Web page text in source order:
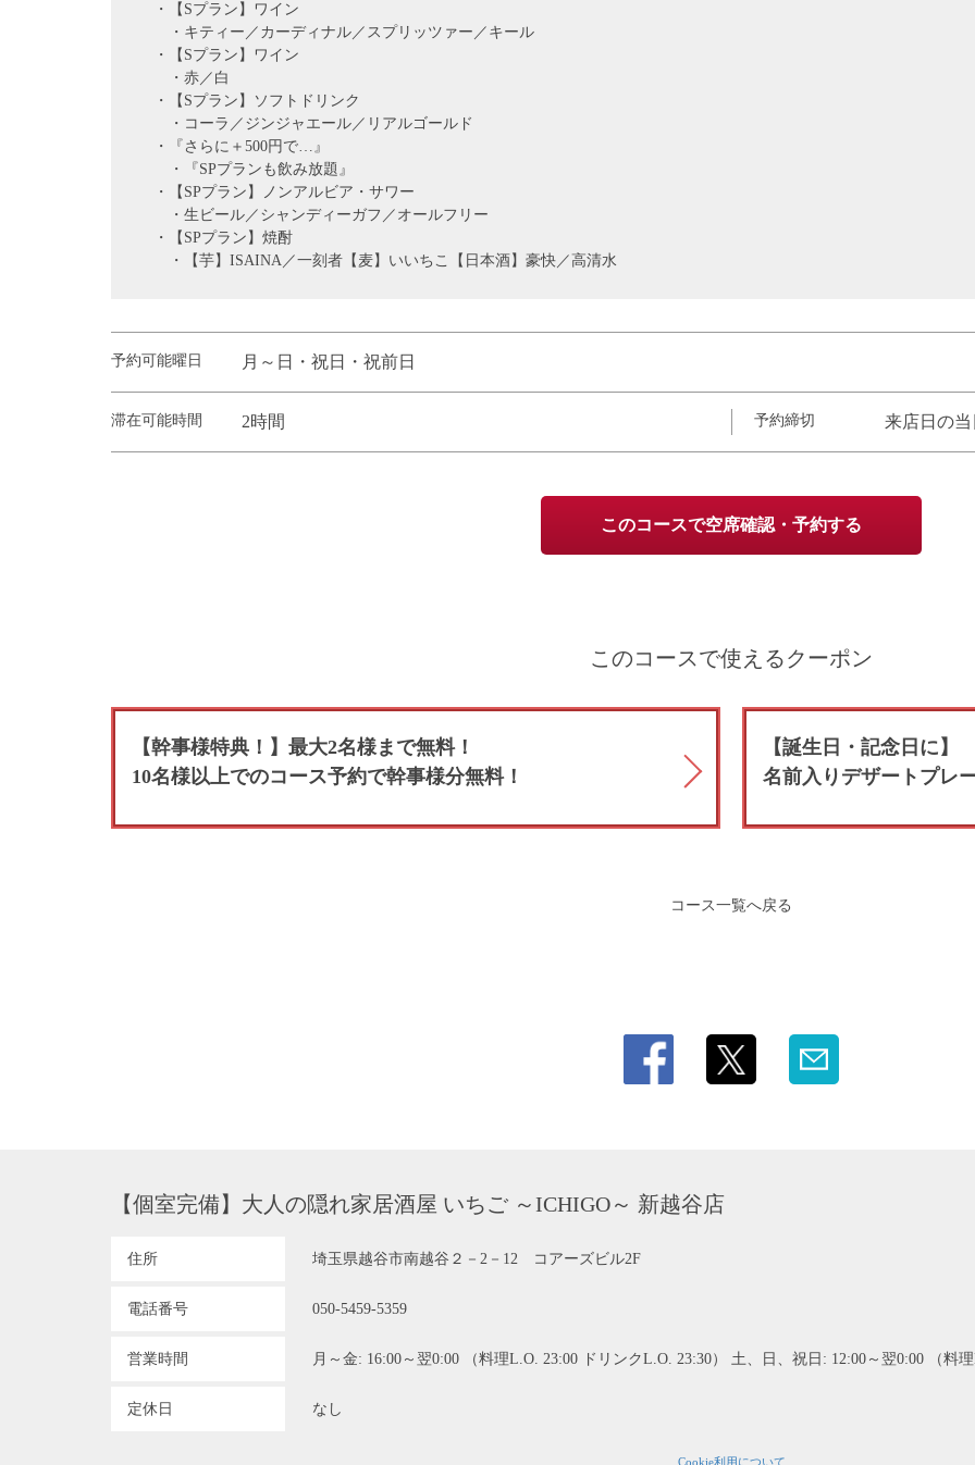
・【Sプラン】ワイン
・キティー／カーディナル／スプリッツァー／キール
・【Sプラン】ワイン
・赤／白
・【Sプラン】ソフトドリンク
・コーラ／ジンジャエール／リアルゴールド
・『さらに＋500円で…』
・『SPプランも飲み放題』
・【SPプラン】ノンアルビア・サワー
・生ビール／シャンディーガフ／オールフリー
・【SPプラン】焼酎
・【芋】ISAINA／一刻者【麦】いいちこ【日本酒】豪快／高清水
予約可能曜日 月～日・祝日・祝前日
滞在可能時間 2時間 予約締切 来店日の
このコースで空席確認・予約する
このコースで使えるクーポン
【幹事様特典！】最大2名様まで無料！
10名様以上でのコース予約で幹事様分無料！
【誕生日・記念日に】
名前入りデザートプレ
コース一覧へ戻る
【個室完備】大人の隠れ家居酒屋 いちご ～ICHIGO～ 新越谷店
住所 埼玉県越谷市南越谷２－2－12 コアーズビル2F
電話番号 050-5459-5359
営業時間 月～金: 16:00～翌0:00 （料理L.O. 23:00 ドリンクL.O. 23:30） 土、日、祝日: 12:00～翌0:00 （料
定休日 なし
Cookie利用について